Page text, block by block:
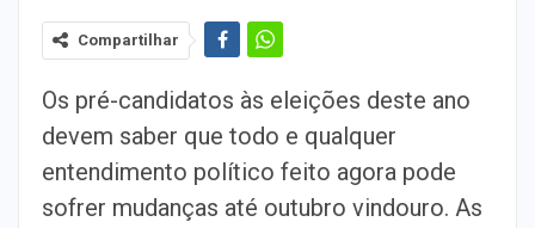
Compartilhar
Os pré-candidatos às eleições deste ano
devem saber que todo e qualquer
entendimento político feito agora pode
sofrer mudanças até outubro vindouro. As